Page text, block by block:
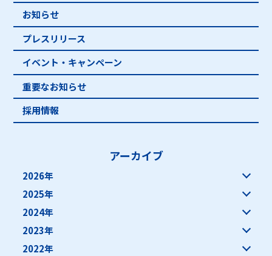
お知らせ
プレスリリース
イベント・キャンペーン
重要なお知らせ
採用情報
アーカイブ
2026年
2025年
2024年
2023年
2022年